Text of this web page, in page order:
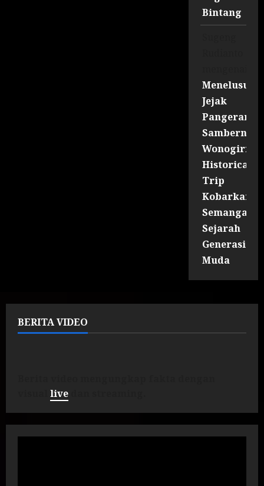
Bintang
Menelusuri
Jejak
Pangeran
Wonogiri
Historical
Trip
Kobarkan
Semangat
Sejarah
Generasi
Muda
BERITA VIDEO
live